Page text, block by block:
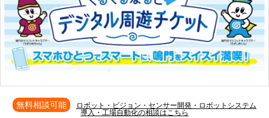
無料相談可能
ロボット・ビジョン・センサー開発・ロボットシステム
導入・工場自動化の相談はこちら